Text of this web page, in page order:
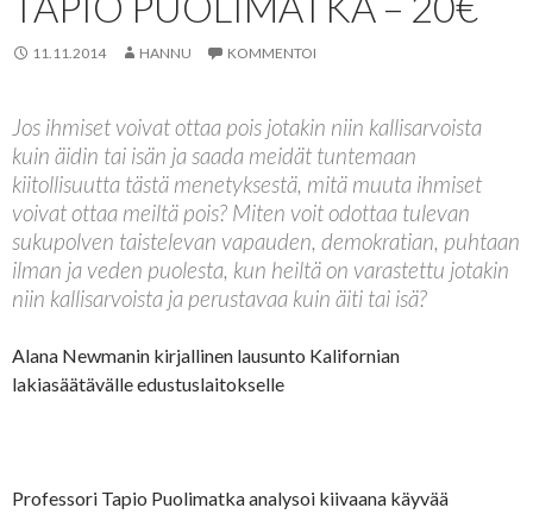
11.11.2014 HANNU KOMMENTOI
Jos ihmiset voivat ottaa pois jotakin niin kallisarvoista
kuin äidin tai isän ja saada meidät tuntemaan
kiitollisuutta tästä menetyksestä, mitä muuta ihmiset
voivat ottaa meiltä pois? Miten voit odottaa tulevan
sukupolven taistelevan vapauden, demokratian, puhtaan
ilman ja veden puolesta, kun heiltä on varastettu jotakin
niin kallisarvoista ja perustavaa kuin äiti tai isä?
Alana Newmanin kirjallinen lausunto Kalifornian
lakiasäätävälle edustuslaitokselle
Professori Tapio Puolimatka analysoi kiivaana käyvää